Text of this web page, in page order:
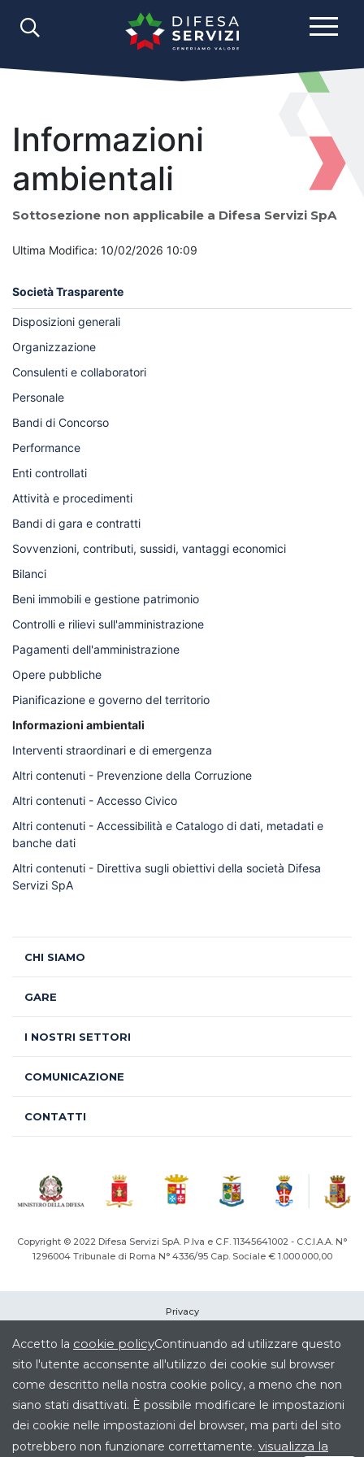
Informazioni
ambientali
Sottosezione non applicabile a Difesa Servizi SpA
Ultima Modifica: 10/02/2026 10:09
Società Trasparente
Disposizioni generali
Organizzazione
Consulenti e collaboratori
Personale
Bandi di Concorso
Performance
Enti controllati
Attività e procedimenti
Bandi di gara e contratti
Sovvenzioni, contributi, sussidi, vantaggi economici
Bilanci
Beni immobili e gestione patrimonio
Controlli e rilievi sull'amministrazione
Pagamenti dell'amministrazione
Opere pubbliche
Pianificazione e governo del territorio
Informazioni ambientali
Interventi straordinari e di emergenza
Altri contenuti - Prevenzione della Corruzione
Altri contenuti - Accesso Civico
Altri contenuti - Accessibilità e Catalogo di dati, metadati e
banche dati
Altri contenuti - Direttiva sugli obiettivi della società Difesa
Servizi SpA
CHI SIAMO
GARE
I NOSTRI SETTORI
COMUNICAZIONE
CONTATTI
Copyright © 2022 Difesa Servizi SpA. P.Iva e C.F. 11345641002 - C.C.I.A.A. N°
1296004Tribunale di Roma N° 4336/95 Cap. Sociale € 1.000.000,00
Privacy
Accetto la cookie policyContinuando ad utilizzare questo
sito l'utente acconsente all'utilizzo dei cookie sul browser
come descritto nella nostra cookie policy, a meno che non
siano stati disattivati. È possibile modificare le impostazioni
dei cookie nelle impostazioni del browser, ma parti del sito
potrebbero non funzionare correttamente. visualizza la